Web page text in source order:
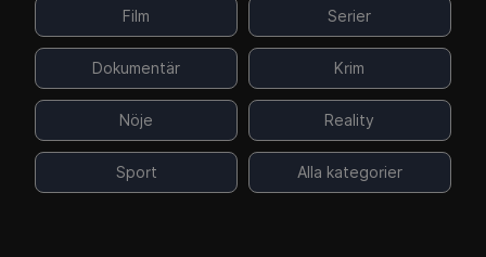
Film Serier
Dokumentär Krim
Nöje Reality
Sport Alla kategorier